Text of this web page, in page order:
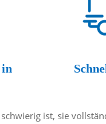
ist, sie